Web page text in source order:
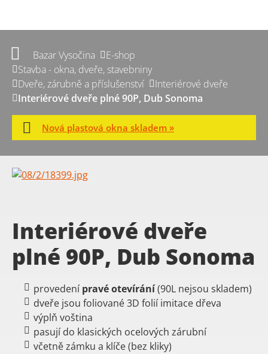
Bazar Vysočina
E-shop
Stavba - okna, dveře, stavebniny
Dveře, zárubně a příslušenství
Interiérové dveře
Interiérové dveře plné 90P, Dub Sonoma
Nová plastová okna skladem »
Interiérové dveře
plné 90P, Dub Sonoma
provedení pravéotevírání(90L nejsou skladem)
dveře jsou foliované 3D folií imitace dřeva
výplň voština
pasují do klasických ocelových zárubní
včetně zámku a klíče (bez kliky)